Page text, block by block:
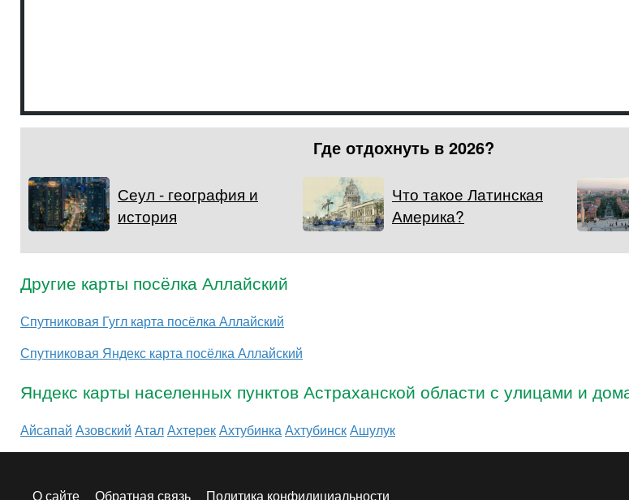
Где отдохнуть в 2026?
Сеул - география и
история
Что такое Латинская
Америка?
Другие карты посёлка Аллайский
Спутниковая Гугл карта посёлка Аллайский
Спутниковая Яндекс карта посёлка Аллайский
Яндекс карты населенных пунктов Астраханской области с улицами и
Айсапай Азовский АталАхтерекАхтубинкаАхтубинскАшулук
О сайте Обратная связь Политика конфидициальности